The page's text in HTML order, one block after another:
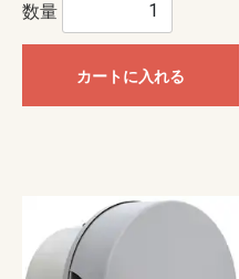
数量
カートに入れる